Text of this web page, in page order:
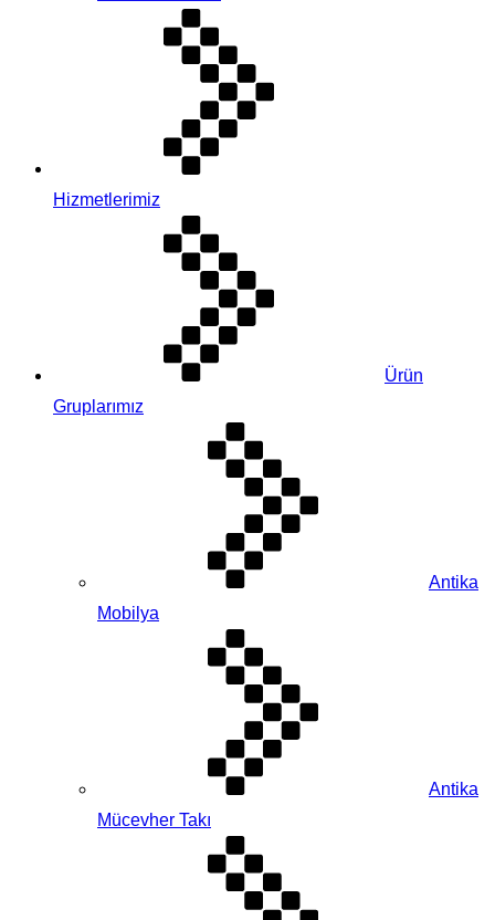
Hizmetlerimiz
Ürün
Gruplarımız
Antika
Mobilya
Antika
Mücevher Takı